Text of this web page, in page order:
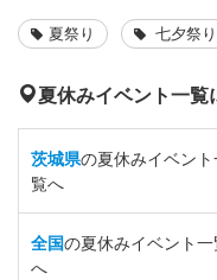
夏祭り 七夕祭り
夏休みイベント一覧
茨城県の夏休みイベン
覧へ
全国の夏休みイベント
へ